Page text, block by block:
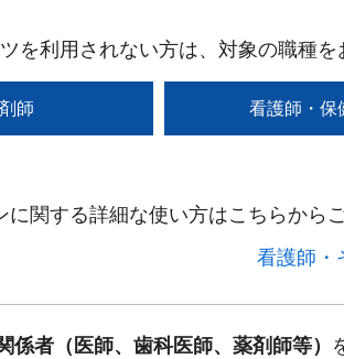
を利用されない方は、対象の職種を
師 看護師・保
関する詳細な使い方はこちらから
看護師・
係者（医師、歯科医師、薬剤師等）